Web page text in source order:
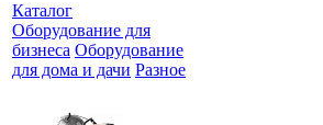
Каталог
Оборудование для
бизнеса Оборудование
для дома и дачи Разное